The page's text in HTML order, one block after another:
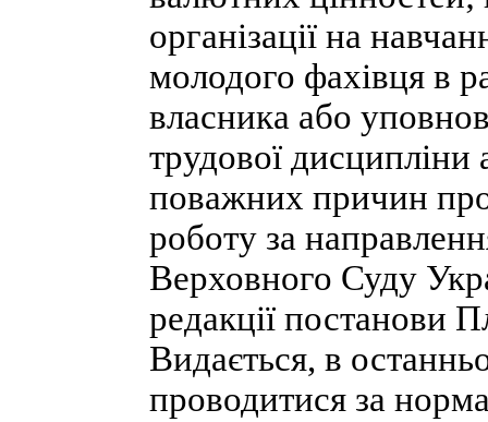
організації на
молодого фахівця в
власника або
трудової
поважних причин
роботу за
Верховного Суду
редакції постанови
Видається, в
проводитися за